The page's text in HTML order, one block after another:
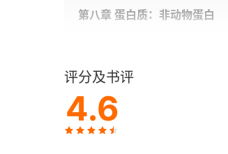
第八章 蛋白质：非动物蛋白
第十章 碳水化合物：糖类
第十一章 碳水化合物：非糖类
评分及书评
4.6